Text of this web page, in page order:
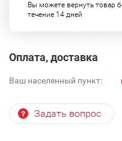
Вы можете вернуть товар
течение 14 дней
Оплата, доставка
Ваш населенный пункт:
Задать вопрос